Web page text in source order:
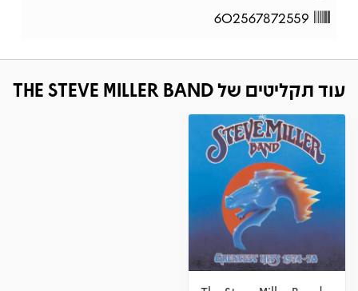
602567872559
עוד תקליטים של THE STEVE MILLER BAND